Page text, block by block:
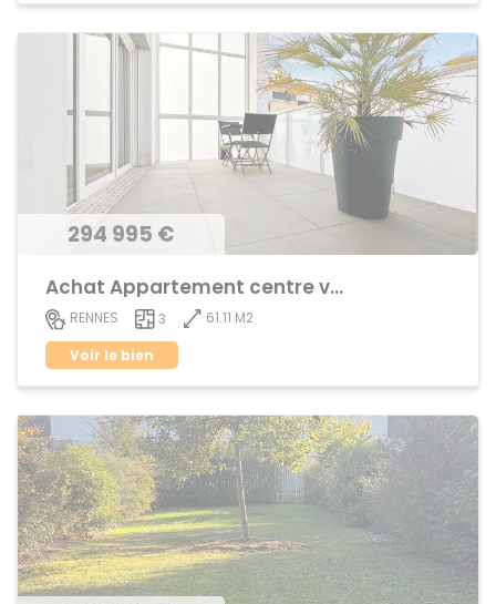
294 995 €
Achat Appartement centre ville
RENNES 3
61.11 M2
Voir le bien